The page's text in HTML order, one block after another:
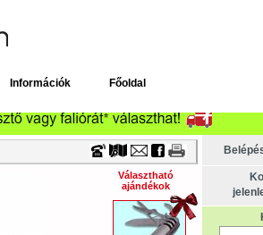
Információk Főoldal
Választható
ajándékok